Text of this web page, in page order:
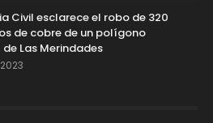
Civil esclarece el robo de 320
de cobre de un polígono
Las Merindades